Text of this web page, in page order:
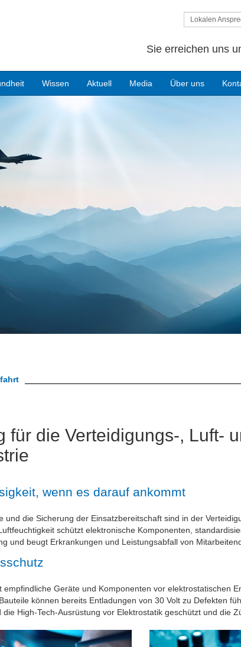
Lokalen
Sie erreichen uns
Wissen Aktuell Media Über uns
für die Verteidigungs-, Luft-
wenn es darauf ankommt
und die Sicherung der Einsatzbereitschaft sind in der
schützt elektronische Komponenten,
und beugt Erkrankungen und Leistungsabfall von
empfindliche Geräte und Komponenten vor elektrostatischen
können bereits Entladungen von 30 Volt zu Defekten
High-Tech-Ausrüstung vor Elektrostatik geschützt und die